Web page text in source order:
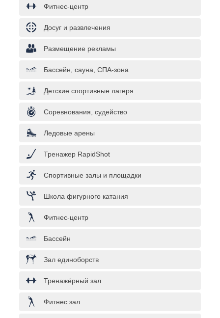
Фитнес-центр
Досуг и развлечения
Размещение рекламы
Бассейн, сауна, СПА-зона
Детские спортивные лагеря
Соревнования, судейство
Ледовые арены
Тренажер RapidShot
Спортивные залы и площадки
Школа фигурного катания
Фитнес-центр
Бассейн
Зал единоборств
Тренажёрный зал
Фитнес зал